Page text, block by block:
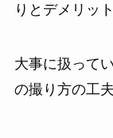
りとデメリッ
大事に扱って
の撮り方の工